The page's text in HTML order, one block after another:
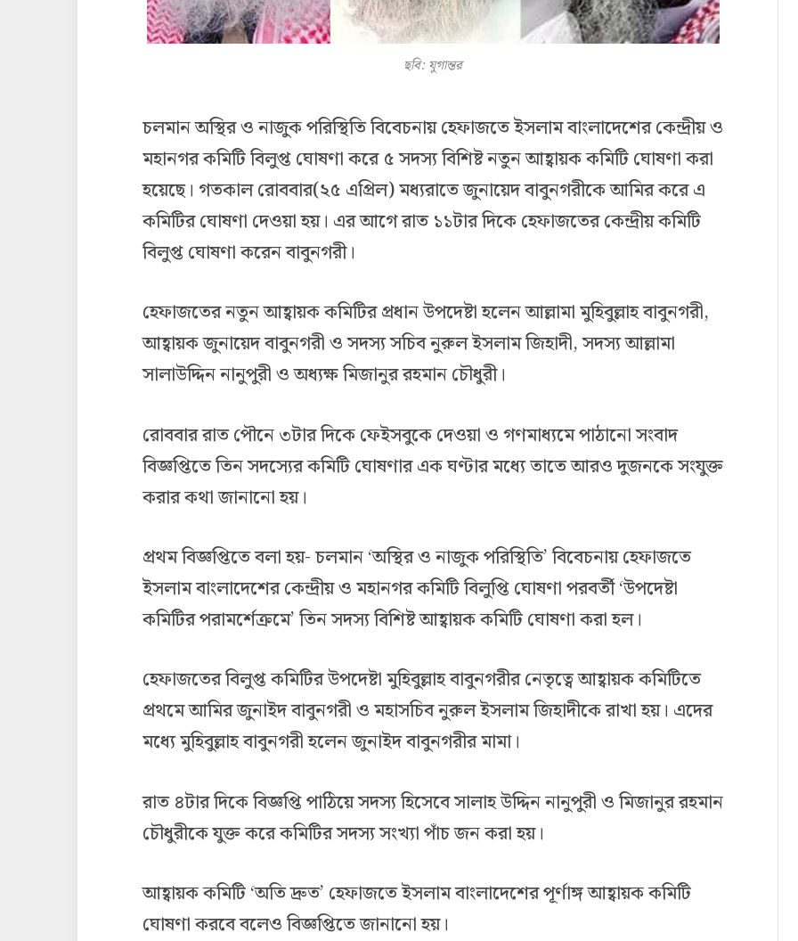
ছবি: যুগান্তর
চলমান অস্থির ও নাজুক পরিস্থিতি বিবেচনায় হেফাজতে ইসলাম বাংলাদেশের কেন্দ্রীয় ও
মহানগর কমিটি বিলুপ্ত ঘোষণা করে ৫ সদস্য বিশিষ্ট নতুন আহ্বায়ক কমিটি ঘোষণা করা
হয়েছে। গতকাল রোববার(২৫ এপ্রিল) মধ্যরাতে জুনায়েদ বাবুনগরীকে আমির করে এ
কমিটির ঘোষণা দেওয়া হয়। এর আগে রাত ১১টার দিকে হেফাজতের কেন্দ্রীয় কমিটি
বিলুপ্ত ঘোষণা করেন বাবুনগরী।
হেফাজতের নতুন আহ্বায়ক কমিটির প্রধান উপদেষ্টা হলেন আল্লামা মুহিবুল্লাহ বাবুনগরী,
আহ্বায়ক জুনায়েদ বাবুনগরী ও সদস্য সচিব নুরুল ইসলাম জিহাদী, সদস্য আল্লামা
সালাউদ্দিন নানুপুরী ও অধ্যক্ষ মিজানুর রহমান চৌধুরী।
রোববার রাত পৌনে ৩টার দিকে ফেইসবুকে দেওয়া ও গণমাধ্যমে পাঠানো সংবাদ
বিজ্ঞপ্তিতে তিন সদস্যের কমিটি ঘোষণার এক ঘণ্টার মধ্যে তাতে আরও দুজনকে সংযুক্ত
করার কথা জানানো হয়।
প্রথম বিজ্ঞপ্তিতে বলা হয়- চলমান ‘অস্থির ও নাজুক পরিস্থিতি’ বিবেচনায় হেফাজতে
ইসলাম বাংলাদেশের কেন্দ্রীয় ও মহানগর কমিটি বিলুপ্তি ঘোষণা পরবর্তী ‘উপদেষ্টা
কমিটির পরামর্শেক্রমে’ তিন সদস্য বিশিষ্ট আহ্বায়ক কমিটি ঘোষণা করা হল।
হেফাজতের বিলুপ্ত কমিটির উপদেষ্টা মুহিবুল্লাহ বাবুনগরীর নেতৃত্বে আহ্বায়ক কমিটিতে
প্রথমে আমির জুনাইদ বাবুনগরী ও মহাসচিব নুরুল ইসলাম জিহাদীকে রাখা হয়। এদের
মধ্যে মুহিবুল্লাহ বাবুনগরী হলেন জুনাইদ বাবুনগরীর মামা।
রাত ৪টার দিকে বিজ্ঞপ্তি পাঠিয়ে সদস্য হিসেবে সালাহ উদ্দিন নানুপুরী ও মিজানুর রহমান
চৌধুরীকে যুক্ত করে কমিটির সদস্য সংখ্যা পাঁচ জন করা হয়।
আহ্বায়ক কমিটি ‘অতি দ্রুত’ হেফাজতে ইসলাম বাংলাদেশের পূর্ণাঙ্গ আহ্বায়ক কমিটি
ঘোষণা করবে বলেও বিজ্ঞপ্তিতে জানানো হয়।